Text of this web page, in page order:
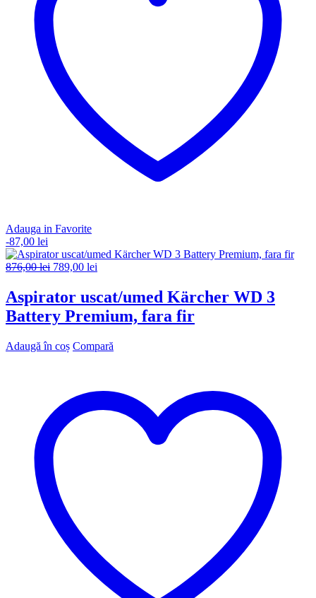
Adauga in Favorite
-87,00 lei
876,00lei Prețul
a
fost:
876,00 lei.
789,00 lei
este:
789,00 lei.
Aspirator uscat/umed Kärcher WD 3
Battery Premium, fara fir
Adaugă în coș Compară